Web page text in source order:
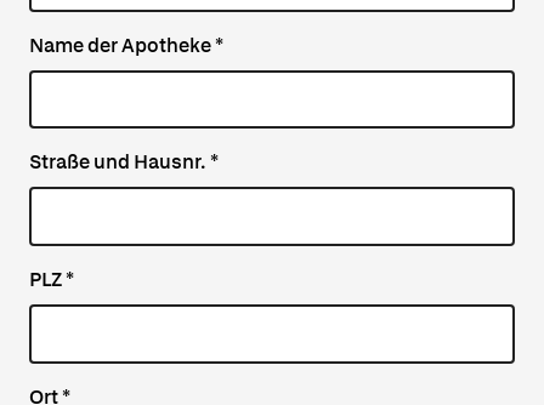
Name der Apotheke*
Straße und Hausnr. *
PLZ*
Ort*